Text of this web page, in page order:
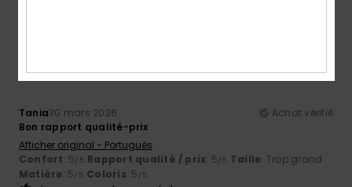
Tania30 mars 2026
Achat vérifié
Bon rapport qualité-prix
Afficher original - Português
Confort: 5/5 Rapport qualité / prix: 5/5 Taille: Trop grand
Matière: 5/5 Coloris: 5 /5